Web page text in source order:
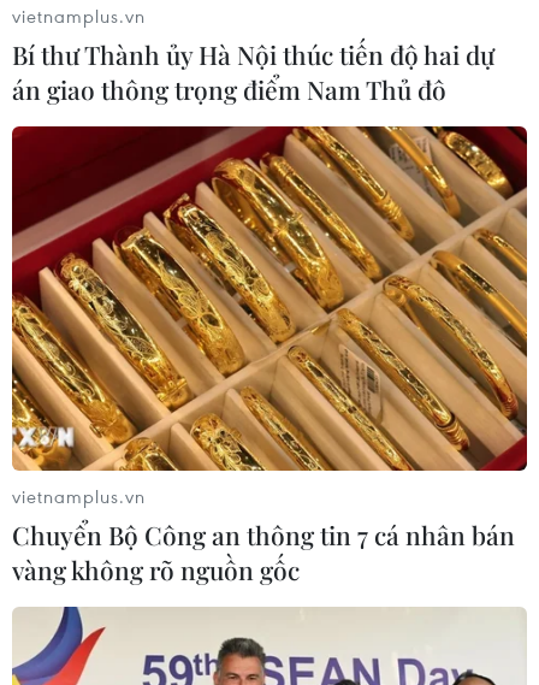
Thủ tướng: Cội nguồn Việt Nam luôn hiện
hữu ở mỗi trái tim người Việt
22/01/2022 11:02
Thủ tướng Phạm Minh Chính khẳng định Đảng, Nhà
nước sẽ tiếp tục hoàn thiện, xây dựng chính sách nhằm
huy động nguồn lực, lắng nghe, tạo môi trường thuận
lợi để kiều bào đóng góp phát triển đất nước.
vietnamplus.vn
Bí thư Thành ủy Hà Nội thúc tiến độ hai dự
án giao thông trọng điểm Nam Thủ đô
vietnamplus.vn
Chuyển Bộ Công an thông tin 7 cá nhân bán
vàng không rõ nguồn gốc